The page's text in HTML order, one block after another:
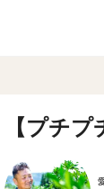
【プチ